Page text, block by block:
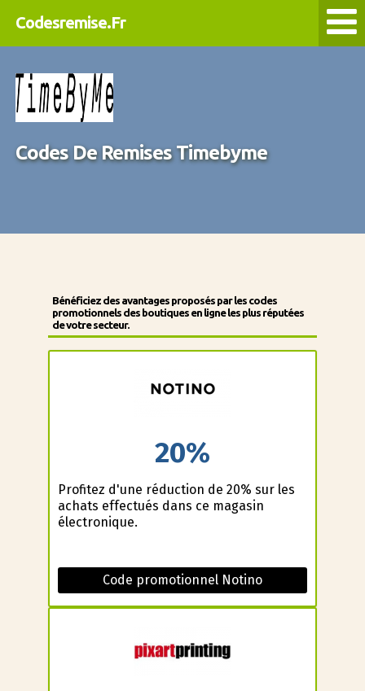
Codesremise.Fr
Codes De Remises Timebyme
Bénéficiez des avantages proposés par les codes
promotionnels des boutiques en ligne les plus réputées
de votre secteur.
20%
Profitez d'une réduction de 20% sur les
achats effectués dans ce magasin
électronique.
Code promotionnel Notino